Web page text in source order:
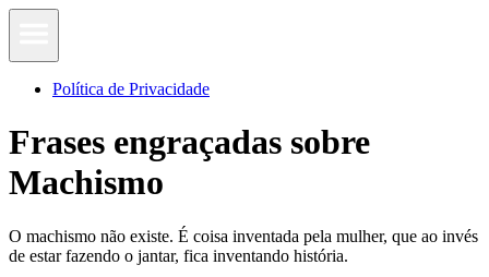
Política de Privacidade
Frases engraçadas sobre
Machismo
O machismo não existe. É coisa inventada pela mulher, que ao invés
de estar fazendo o jantar, fica inventando história.